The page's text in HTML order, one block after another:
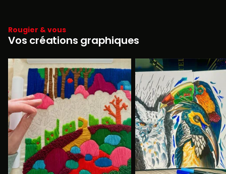
Rougier & vous
Vos créations graphiques